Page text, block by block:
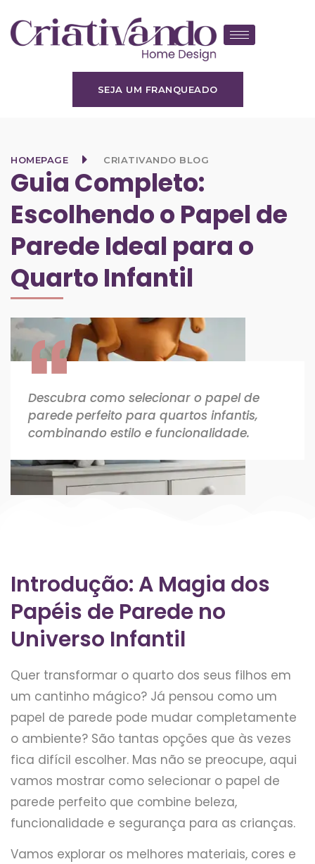
SEJA UM FRANQUEADO
HOMEPAGE CRIATIVANDO BLOG
Guia Completo:
Escolhendo o Papel de
Parede Ideal para o
Quarto Infantil
Descubra como selecionar o papel de
parede perfeito para quartos infantis,
combinando estilo e funcionalidade.
Introdução: A Magia dos
Papéis de Parede no
Universo Infantil
Quer transformar o quarto dos seus filhos em
um cantinho mágico? Já pensou como um
papel de parede pode mudar completamente
o ambiente? São tantas opções que às vezes
fica difícil escolher. Mas não se preocupe, aqui
vamos mostrar como selecionar o papel de
parede perfeito que combine beleza,
funcionalidade e segurança para as crianças.
Vamos explorar os melhores materiais, cores e